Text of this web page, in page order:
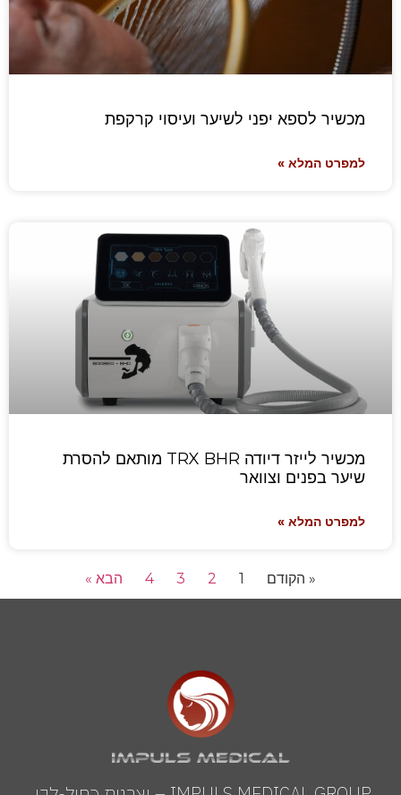
מכשיר לספא יפני לשיער ועיסוי קרקפת
למפרט המלא »
מכשיר לייזר דיודה TRX BHR מותאם להסרת
שיער בפנים וצוואר
למפרט המלא »
« הקודם 1
2
3
4 הבא »